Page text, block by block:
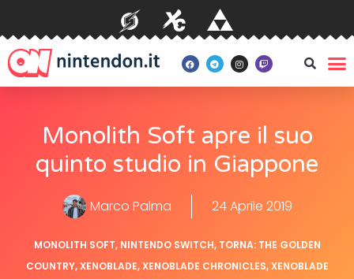
Monolith Soft apre il suo
quinto studio in Giappone
Marco Palma 24 Aprile 2019
MONOLITH SOFT, NINTENDO SWITCH, TORNA: THE GOLDEN
COUNTRY,XENOBLADE,XENOBLADE CHRONICLES,XENOBLADE